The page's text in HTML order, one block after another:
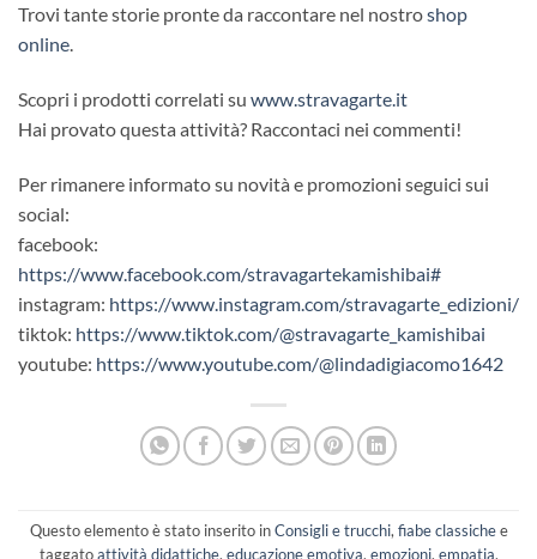
Trovi tante storie pronte da raccontare nel nostroshop
online.
Scopri i prodotti correlati su www.stravagarte.it
Hai provato questa attività? Raccontaci nei commenti!
Per rimanere informato su novità e promozioni seguici sui
social:
facebook:
https://www.facebook.com/stravagartekamishibai#
instagram: https://www.instagram.com/stravagarte_edizioni/
tiktok: https://www.tiktok.com/@stravagarte_kamishibai
youtube: https://www.youtube.com/@lindadigiacomo1642
Questo elemento è stato inserito inConsigli e trucchi,fiabe classichee
taggatoattività didattiche,educazione emotiva,emozioni,empatia,